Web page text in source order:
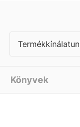
Könyvek